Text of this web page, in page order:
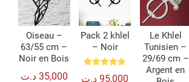
Oiseau –
63/55 cm –
Noir en Bois
35,000 د.ت
Pack 2 khlel
– Noir
5.00
95,000 د.ت
Le Khlel
Tunisien –
29/69 cm –
Argent en